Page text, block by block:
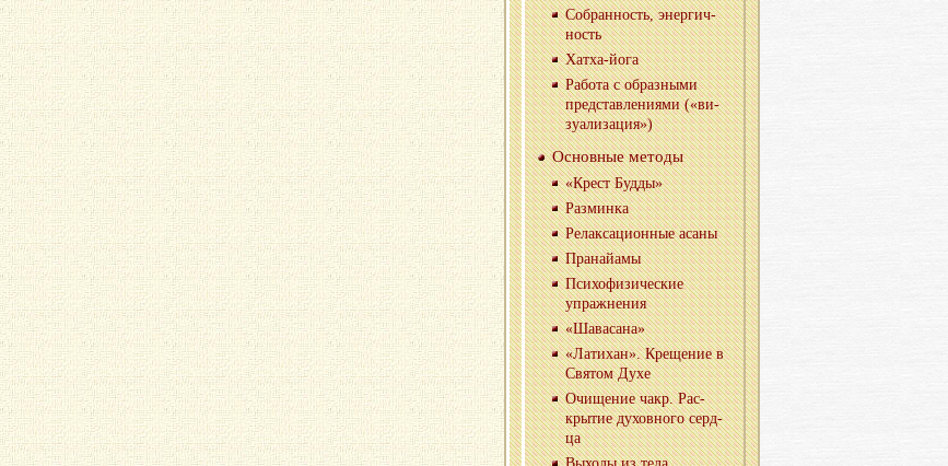
Со­бран­ность, энер­гич­
ность
Хатха-йо­га
Ра­бо­та с об­раз­ны­ми
пред­став­ле­ни­я­ми («ви­
зу­а­ли­за­ция»)
Ос­нов­ные ме­то­ды
«Крест Будды»
Раз­мин­ка
Ре­лак­са­ци­он­ные асаны
Пра­най­а­мы
Пси­хо­фи­зи­че­ские
упраж­не­ния
«Ша­ва­са­на»
«Ла­ти­хан». Кре­ще­ние в
Свя­том Духе
Очи­ще­ние чакр. Рас­
кры­тие ду­хов­но­го серд­
ца